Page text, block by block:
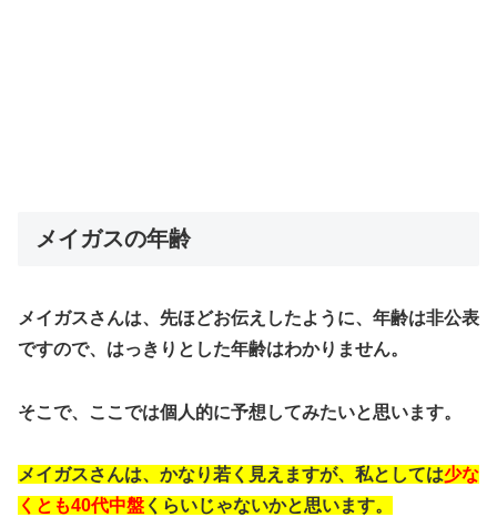
メイガスの年齢
メイガスさんは、先ほどお伝えしたように、年齢は非公表
ですので、 はっきりとした年齢はわかりません。
そこで、ここでは個人的に予想してみたいと思います。
メイガスさんは、かなり若く見えますが、私としては少な
くとも40代中盤 くらいじゃないかと思います。